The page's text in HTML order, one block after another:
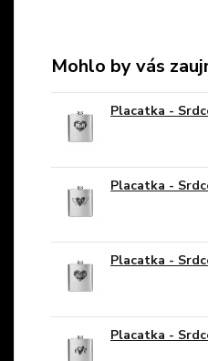
Mohlo by vás
Placatka -
Placatka -
Placatka -
Placatka -